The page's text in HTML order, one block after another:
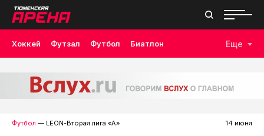
Хоккей Футзал Футбол Биатлон Еще
Футбол — LEON-Вторая лига «А» 14 июня